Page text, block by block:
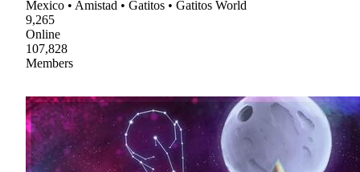
Mexico • Amistad • Gatitos • Gatitos World
9,265
Online
107,828
Members